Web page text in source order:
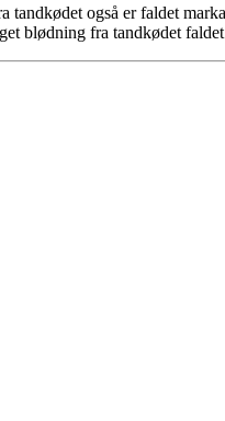
også er faldet
blødning fra tandkødet